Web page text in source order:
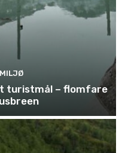
MILJØ
turistmål – flomfare